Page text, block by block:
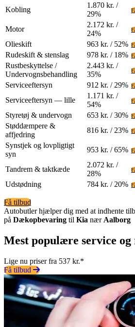
Kobling
1.870 kr. /
29%
Motor
2.172 kr. /
24%
Olieskift 963 kr. / 52%
Rudeskift & stenslag 978 kr. / 18%
Rustbeskyttelse /
Undervognsbehandling
2.443 kr. /
35%
Serviceeftersyn 912 kr. / 29%
Serviceeftersyn — lille
1.171 kr. /
54%
Styretøj & undervogn 653 kr. / 30%
Støddæmpere &
affjedring
816 kr. / 23%
Synstjek og lovpligtigt
syn
953 kr. / 65%
Tandrem & taktkæde
2.072 kr. /
28%
Udstødning 784 kr. / 20%
Få tilbud
Autobutler hjælper dig med at indhente
på Dækopbevaring til Kia nær Aalborg
Mest populære service
Lige nu priser fra 537 kr.*
Få tilbud